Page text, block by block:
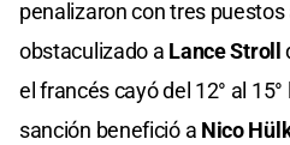
penalizaron con tres puestos
obstaculizado a Lance Stroll
el francés cayó del 12° al
sanción benefició a Nico